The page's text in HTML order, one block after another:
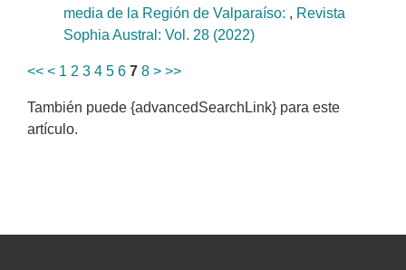
media de la Región de Valparaíso: , Revista
Sophia Austral: Vol. 28 (2022)
<< < 1 2 3 4 5 6 7 8 > >>
También puede {advancedSearchLink} para este
artículo.